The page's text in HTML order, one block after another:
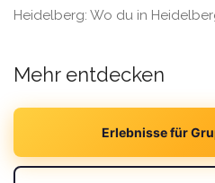
Heidelberg: Wo du in
Mehr entdecken
Erlebnisse für